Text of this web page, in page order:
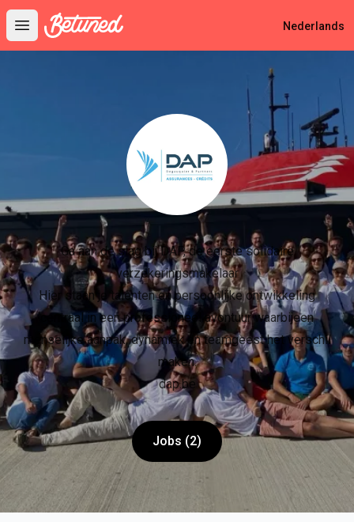
Open main menu
Betuned Nederlands
Ga aan de slag bij DAP, de eerste solidaire
verzekeringsmakelaar
Hier staan je talenten en persoonlijke ontwikkeling
centraal in een professioneel avontuur waarbijeen
menselijke aanpak, dynamiek en teamgeest het verschil
maken.
dap.be
Jobs (2)